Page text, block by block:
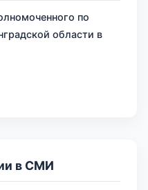
по
области в
в СМИ